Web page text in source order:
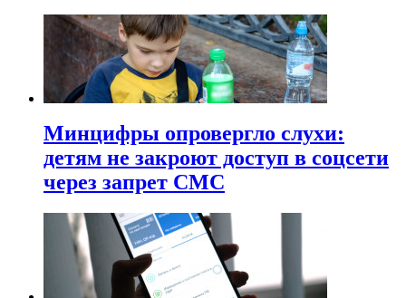
Минцифры опровергло слухи:
детям не закроют доступ в соцсети
через запрет СМС